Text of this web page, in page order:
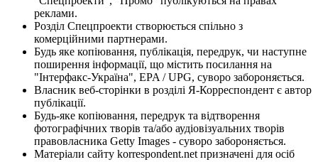
реклами.
Розділ Спецпроекти створюється спільно з
комерційними партнерами.
Будь яке копіювання, публікація, передрук, чи наступне
поширення інформації, що містить посилання на
"Інтерфакс-Україна", EPA / UPG, суворо забороняється.
Власник веб-сторінки в розділі Я-Корреспондент є автор
публікації.
Будь-яке копіювання, передрук та відтворення
фотографічних творів та/або аудіовізуальних творів
правовласника Getty Images - суворо забороняється.
Матеріали сайту korrespondent.net призначені для осіб